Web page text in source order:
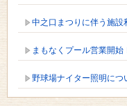
中之口まつりに伴う施設
まもなくプール営業開始
野球場ナイター照明につ